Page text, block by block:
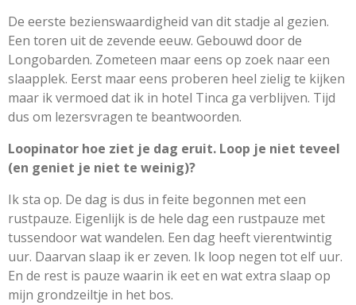
De eerste bezienswaardigheid van dit stadje al gezien.
Een toren uit de zevende eeuw. Gebouwd door de
Longobarden. Zometeen maar eens op zoek naar een
slaapplek. Eerst maar eens proberen heel zielig te kijken
maar ik vermoed dat ik in hotel Tinca ga verblijven. Tijd
dus om lezersvragen te beantwoorden.
Loopinator hoe ziet je dag eruit. Loop je niet teveel
(en geniet je niet te weinig)?
Ik sta op. De dag is dus in feite begonnen met een
rustpauze. Eigenlijk is de hele dag een rustpauze met
tussendoor wat wandelen. Een dag heeft vierentwintig
uur. Daarvan slaap ik er zeven. Ik loop negen tot elf uur.
En de rest is pauze waarin ik eet en wat extra slaap op
mijn grondzeiltje in het bos.